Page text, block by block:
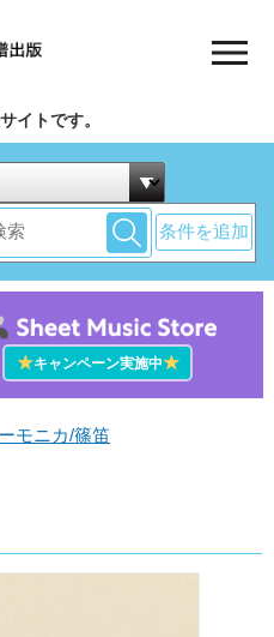
イトです。
条件を追加
★キャンペーン実施中★
モニカ/篠笛